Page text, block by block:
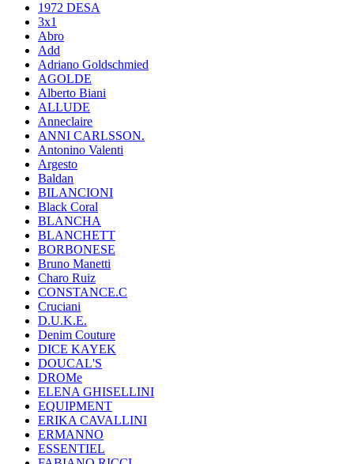
1972 DESA
3x1
Abro
Add
Adriano Goldschmied
AGOLDE
Alberto Biani
ALLUDE
Anneclaire
ANNI CARLSSON.
Antonino Valenti
Argesto
Baldan
BILANCIONI
Black Coral
BLANCHA
BLANCHETT
BORBONESE
Bruno Manetti
Charo Ruiz
CONSTANCE.C
Cruciani
D.U.K.E.
Denim Couture
DICE KAYEK
DOUCAL'S
DROMe
ELENA GHISELLINI
EQUIPMENT
ERIKA CAVALLINI
ERMANNO
ESSENTIEL